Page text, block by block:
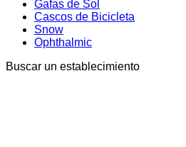
Gafas de Sol
Cascos de Bicicleta
Snow
Ophthalmic
Buscar un establecimiento